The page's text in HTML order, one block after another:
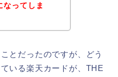
なってしま
とだったのですが、どう
いる楽天カードが、THE